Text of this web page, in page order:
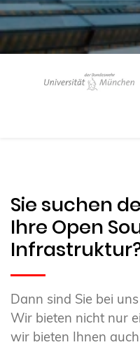
Sie suchen
Ihre Open
Dann sind Sie bei
Wir bieten nicht nur
wir bieten Ihnen